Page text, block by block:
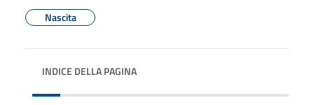
Nascita
INDICE DELLA PAGINA